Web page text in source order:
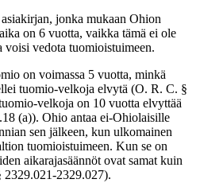
jonka mukaan Ohion
on 6 vuotta, vaikka tämä ei ole
vedota tuomioistuimeen.
on voimassa 5 vuotta, minkä
tuomio-velkoja elvytä (O. R. C. §
velkoja on 10 vuotta elvyttää
(a)). Ohio antaa ei-Ohiolaisille
sen jälkeen, kun ulkomainen
tuomioistuimeen. Kun se on
aikarajasäännöt ovat samat kuin
2329.027).